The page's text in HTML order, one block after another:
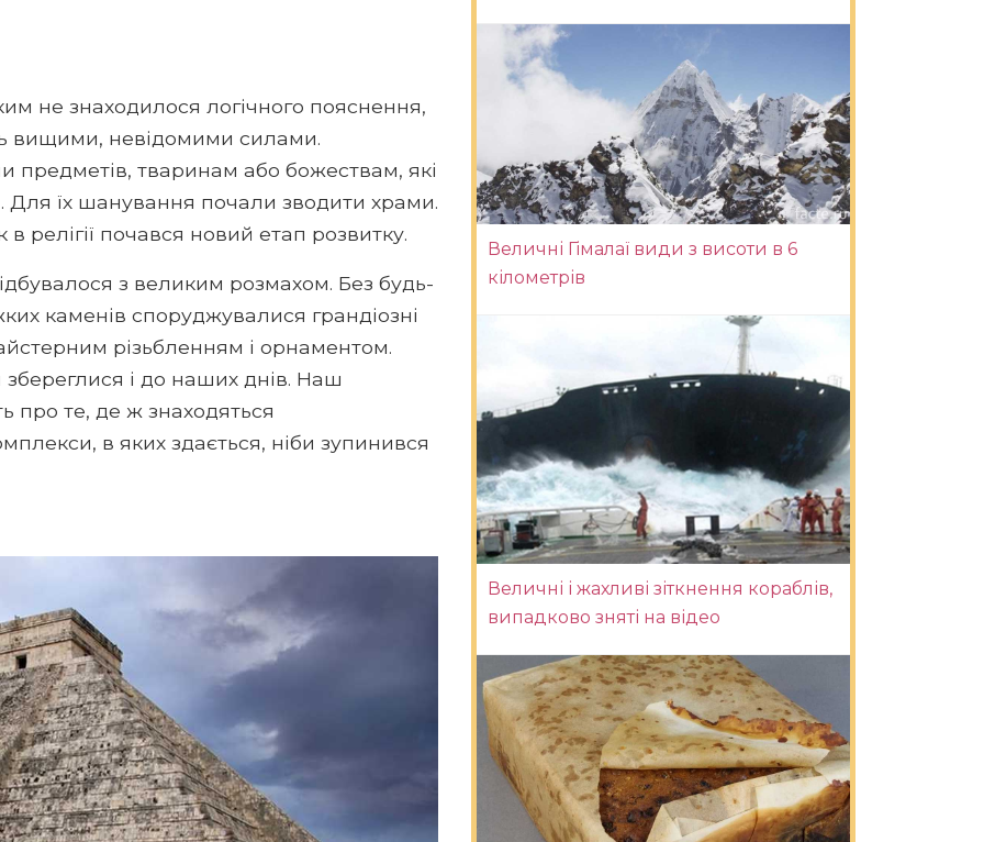
не знаходилося логічного пояснення,
вищими, невідомими силами.
предметів, тваринам або божествам, які
Для їх шанування почали зводити храми.
релігії почався новий етап розвитку.
з великим розмахом. Без будь-
каменів споруджувалися грандіозні
різьбленням і орнаментом.
збереглися і до наших днів. Наш
про те, де ж знаходяться
в яких здається, ніби зупинився
Величні Гімалаї види з висоти в 6
кілометрів
Величні і жахливі зіткнення кораблів,
випадково зняті на відео